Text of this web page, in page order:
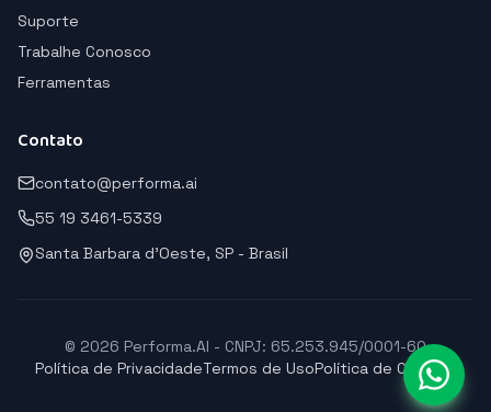
Suporte
Trabalhe Conosco
Ferramentas
Contato
contato@performa.ai
55 19 3461-5339
Santa Barbara d'Oeste, SP - Brasil
© 2026 Performa.AI - CNPJ: 65.253.945/0001-60
Política de PrivacidadeTermos de UsoPolítica de Cookies